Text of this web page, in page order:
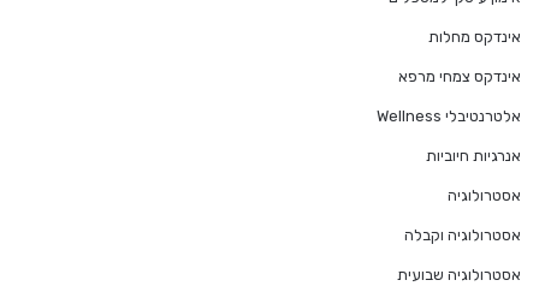
אינדקס מחלות
אינדקס צמחי מרפא
אלטרנטיבלי Wellness
אנרגיות חיוביות
אסטרולוגיה
אסטרולוגיה וקבלה
אסטרולוגיה שבועית